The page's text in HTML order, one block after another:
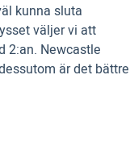
kunna sluta
väljer vi att
2:an. Newcastle
är det bättre